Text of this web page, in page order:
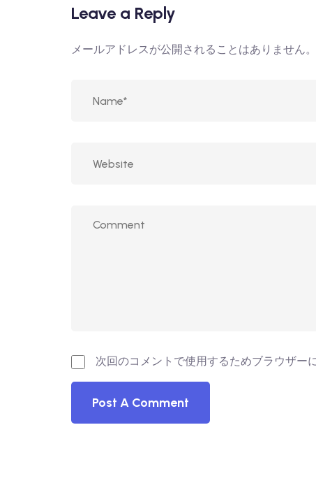
Leave a Reply
メールアドレスが公開されることはありません。
次回のコメントで使用するためブラウザー